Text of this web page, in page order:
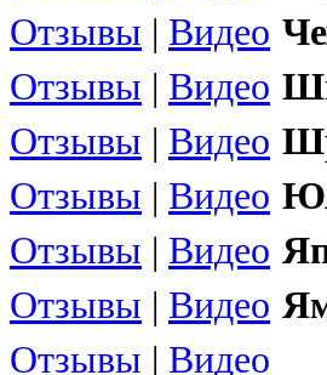
Отзывы | Видео
Отзывы | Видео
Отзывы | Видео
Отзывы | Видео
Отзывы | Видео
Отзывы | Видео
Отзывы | Видео